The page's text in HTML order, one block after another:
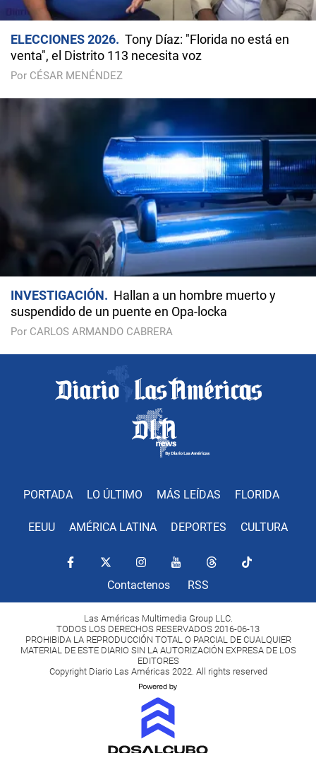
ELECCIONES 2026
Tony Díaz: "Florida no está en
venta", el Distrito 113 necesita voz
Por CÉSAR MENÉNDEZ
INVESTIGACIÓN
Hallan a un hombre muerto y
suspendido de un puente en Opa-locka
Por CARLOS ARMANDO CABRERA
PORTADA LO ÚLTIMO MÁS LEÍDAS FLORIDA
EEUU AMÉRICA LATINA DEPORTES CULTURA
Contactenos RSS
Las Américas Multimedia Group LLC.
TODOS LOS DERECHOS RESERVADOS 2016-06-13
PROHIBIDA LA REPRODUCCIÓN TOTAL O PARCIAL DE CUALQUIER
MATERIAL DE ESTE DIARIO SIN LA AUTORIZACIÓN EXPRESA DE LOS
EDITORES
Copyright Diario Las Américas 2022. All rights reserved